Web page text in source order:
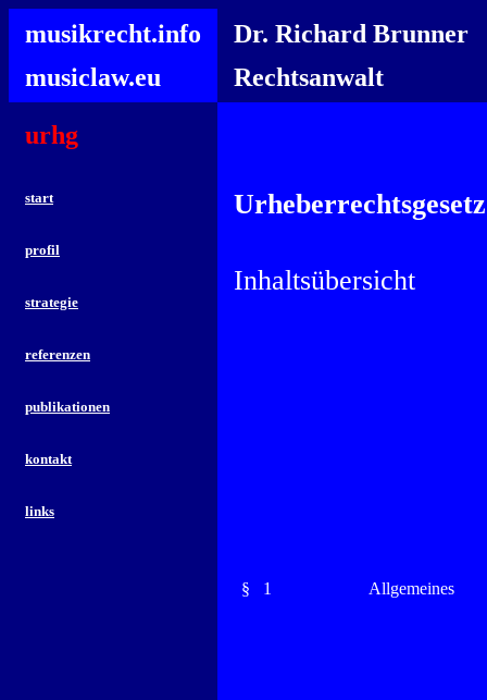
musikrecht.info
musiclaw.eu
Dr. Richard Brunner
Rechtsanwalt
urhg
start
profil
strategie
referenzen
publikationen
kontakt
links
Urheberrechtsgesetz
Inhaltsübersicht
§ 1 Allgemeines